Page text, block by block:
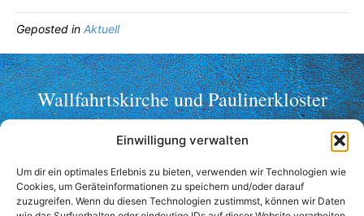
Einwilligung verwalten
Um dir ein optimales Erlebnis zu bieten, verwenden wir Technologien wie
Cookies, um Geräteinformationen zu speichern und/oder darauf
zuzugreifen. Wenn du diesen Technologien zustimmst, können wir Daten
Geposted in Aktuell
Wallfahrtskirche und Paulinerkloster
Mariahilf ob Passau
Telefon: +49 (0)851 2356
Fax: +49 (0)851 36998
wallfahrt@mariahilf-passau.de